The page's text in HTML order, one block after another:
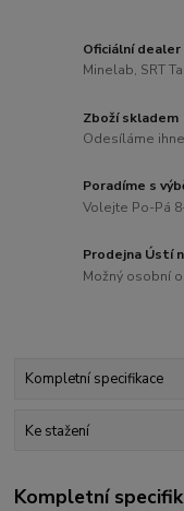
Oficiální dealer
Minelab, SRT
Zboží skladem
Odesíláme
Poradíme s
Volejte Po-Pá
Prodejna Ústí
Možný osobní
Kompletní specifikace
Ke stažení
Kompletní